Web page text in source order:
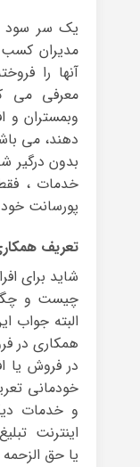
یک سر سود
مدیران
آنها را
معرفی می
وبمستران و
دهند، می
بدون درگیر
خدمات ،
پورسانت
تعریف
شاید برای
چیست و
البته جواب
همکاری در
در فروش یا
خودمانی
و خدمات
اینترنت
یا حق